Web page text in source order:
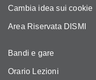
Cambia idea sui cookie
Area Riservata DISMI
Bandi e gare
Orario Lezioni